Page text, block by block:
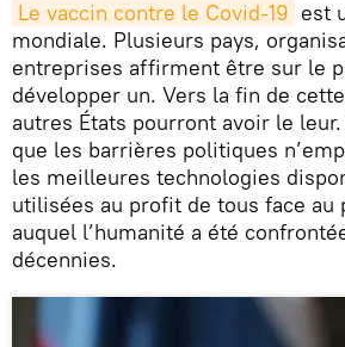
Le vaccin contre le Covid-19 est
mondiale. Plusieurs pays,
entreprises affirment être sur le
développer un. Vers la fin de
autres États pourront avoir le
que les barrières politiques
les meilleures technologies
utilisées au profit de tous face au
auquel l’humanité a été
décennies.